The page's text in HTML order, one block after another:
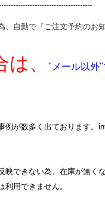
自動で『ご注文予約のお
、 "メール以外"
が数多く出ております。
できない為、在庫が無く
用できません。